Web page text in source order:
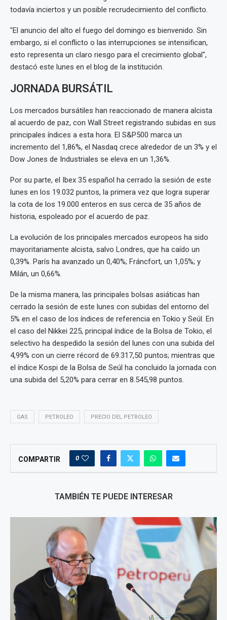
todavía inciertos y un posible recrudecimiento del conflicto.
"El anuncio del alto el fuego del domingo es bienvenido. Sin
embargo, si el conflicto o las interrupciones se intensifican,
esto representa un claro riesgo para el crecimiento global",
destacó este lunes en el blog de la institución.
JORNADA BURSÁTIL
Los mercados bursátiles han reaccionado de manera alcista
al acuerdo de paz, con Wall Street registrando subidas en sus
principales índices a esta hora. El S&P500 marca un
incremento del 1,86%, el Nasdaq crece alrededor de un 3% y el
Dow Jones de Industriales se eleva en un 1,36%.
Por su parte, el Ibex 35 español ha cerrado la sesión de este
lunes en los 19.032 puntos, la primera vez que logra superar
la cota de los 19.000 enteros en sus cerca de 35 años de
historia, espoleado por el acuerdo de paz.
La evolución de los principales mercados europeos ha sido
mayoritariamente alcista, salvo Londres, que ha caído un
0,39%. París ha avanzado un 0,40%; Fráncfort, un 1,05%; y
Milán, un 0,66%.
De la misma manera, las principales bolsas asiáticas han
cerrado la sesión de este lunes con subidas del entorno del
5% en el caso de los índices de referencia en Tokio y Seúl. En
el caso del Nikkei 225, principal índice de la Bolsa de Tokio, el
selectivo ha despedido la sesión del lunes con una subida del
4,99% con un cierre récord de 69.317,50 puntos; mientras que
el índice Kospi de la Bolsa de Seúl ha concluido la jornada con
una subida del 5,20% para cerrar en 8.545,98 puntos.
GAS PETROLEO PRECIO DEL PETROLEO
COMPARTIR 0
TAMBIÉN TE PUEDE INTERESAR